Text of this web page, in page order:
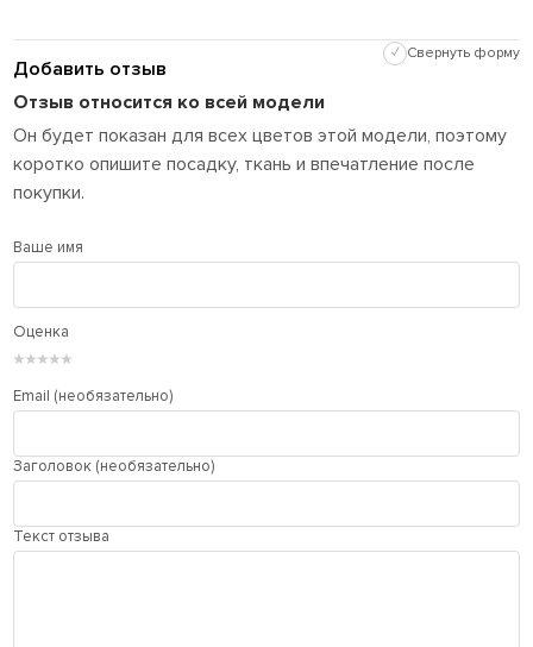
Добавить отзыв
✓ Свернуть форму
Отзыв относится ко всей модели
Он будет показан для всех цветов этой модели, поэтому
коротко опишите посадку, ткань и впечатление после
покупки.
Ваше имя
Оценка
★
★
★
★
★
Email (необязательно)
Заголовок (необязательно)
Текст отзыва